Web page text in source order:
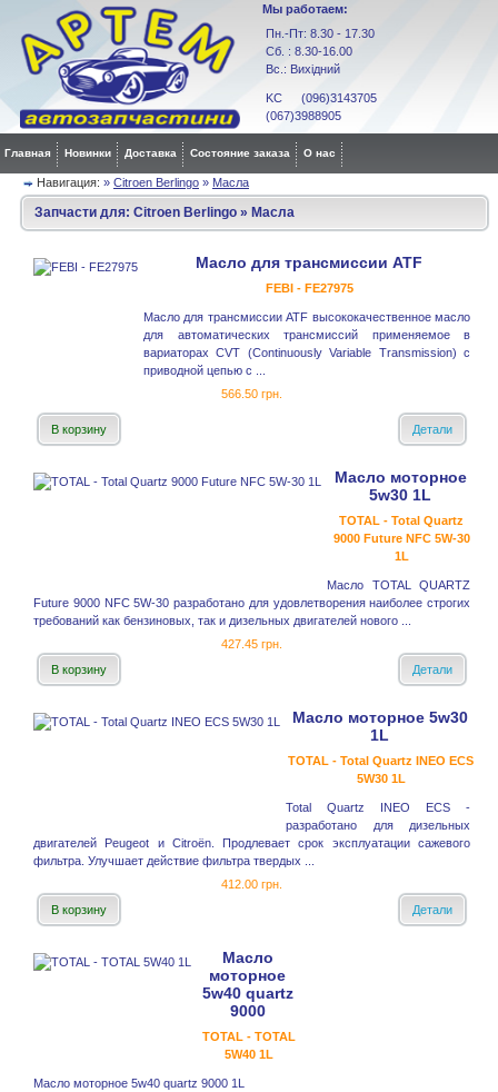
Мы работаем:
Пн.-Пт: 8.30 - 17.30
Сб. : 8.30-16.00
Вс.: Вихідний
KC (096)3143705
(067)3988905
Главная Новинки Доставка Состояние заказа О нас
Навигация: » Citroen Berlingo » Масла
Запчасти для: Citroen Berlingo » Масла
Масло для трансмиссии ATF
FEBI - FE27975
Масло для трансмиссии ATF высококачественное масло
для автоматических трансмиссий применяемое в
вариаторах CVT (Continuously Variable Transmission) с
приводной цепью с ...
566.50 грн.
В корзину Детали
Масло моторное
5w30 1L
TOTAL - Total Quartz
9000 Future NFC 5W-30
1L
Масло TOTAL QUARTZ
Future 9000 NFC 5W-30 разработано для удовлетворения наиболее строгих
требований как бензиновых, так и дизельных двигателей нового ...
427.45 грн.
В корзину
Детали
Масло моторное 5w30
1L
TOTAL - Total Quartz INEO ECS
5W30 1L
Total Quartz INEO ECS -
разработано для дизельных
двигателей Peugeot и Citroёn. Продлевает срок эксплуатации сажевого
фильтра. Улучшает действие фильтра твердых ...
412.00 грн.
В корзину
Детали
Масло
моторное
5w40 quartz
9000
TOTAL - TOTAL
5W40 1L
Масло моторное 5w40 quartz 9000 1L